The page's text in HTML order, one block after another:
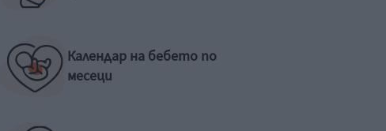
Календар на бебето по
месеци